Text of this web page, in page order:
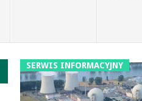
SERWIS INFORMACYJNY